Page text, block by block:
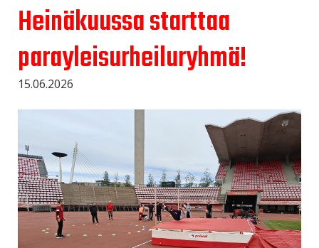
Heinäkuussa starttaa
parayleisurheiluryhmä!
15.06.2026